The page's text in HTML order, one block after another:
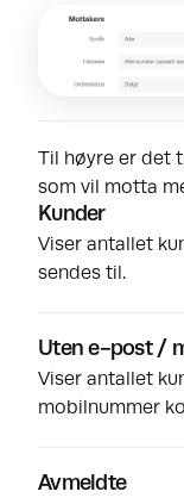
Til høyre er det
som vil motta
Kunder
Viser antallet
sendes til.
Uten e-post /
Viser antallet
mobilnummer
Avmeldte